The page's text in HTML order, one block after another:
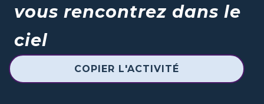
vous rencontrez dans le
ciel
COPIER L'ACTIVITÉ